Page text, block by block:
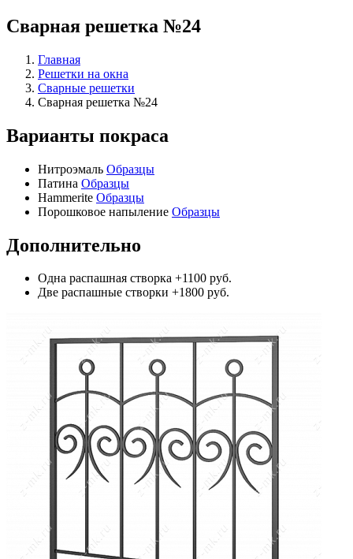
Сварная решетка №24
Главная
Решетки на окна
Сварные решетки
Сварная решетка №24
Варианты покраса
Нитроэмаль Образцы
Патина Образцы
Hammerite Образцы
Порошковое напыление Образцы
Дополнительно
Одна распашная створка +1100 руб.
Две распашные створки +1800 руб.